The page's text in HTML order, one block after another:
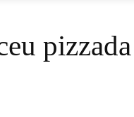
pizzada